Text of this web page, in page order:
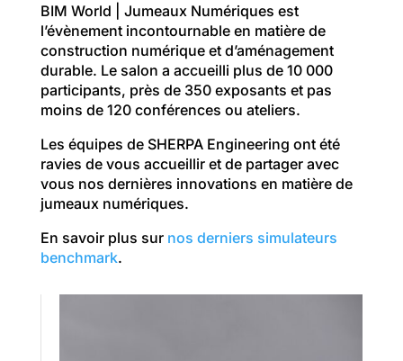
BIM World | Jumeaux Numériques est
l’évènement incontournable en matière de
construction numérique et d’aménagement
durable. Le salon a accueilli plus de 10 000
participants, près de 350 exposants et pas
moins de 120 conférences ou ateliers.
Les équipes de SHERPA Engineering ont été
ravies de vous accueillir et de partager avec
vous nos dernières innovations en matière de
jumeaux numériques.
En savoir plus sur nos derniers simulateurs
benchmark.